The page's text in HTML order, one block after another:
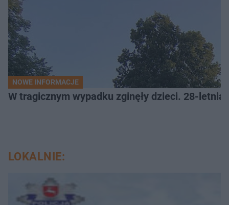
NOWE INFORMACJE
W tragicznym wypadku zginęły dzieci. 28-
LOKALNIE: